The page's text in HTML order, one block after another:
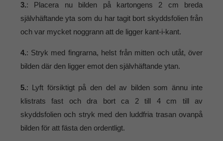
3.: Placera nu bilden på kartongens 2 cm breda
självhäftande yta som du har tagit bort skyddsfolien från
och var mycket noggrann att de ligger kant-i-kant.
4.: Stryk med fingrarna, helst från mitten och utåt, över
bilden där den ligger emot den självhäftande ytan.
5.: Lyft försiktigt på den del av bilden som ännu inte
klistrats fast och dra bort ca 2 till 4 cm till av
skyddsfolien och stryk med den luddfria trasan ovanpå
bilden för att fästa den ordentligt.